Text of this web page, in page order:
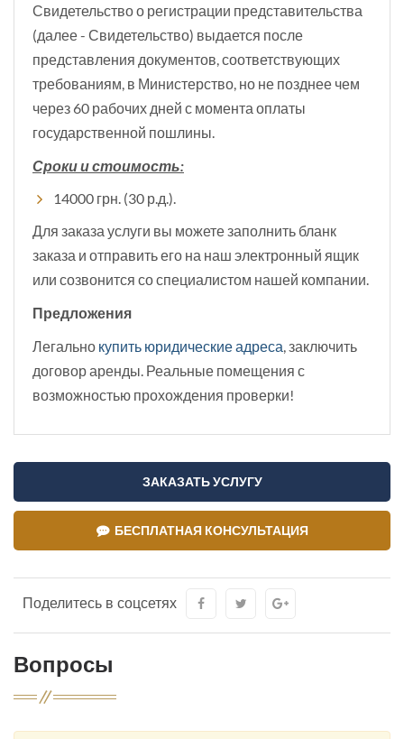
Свидетельство о регистрации представительства
(далее - Свидетельство) выдается после
представления документов, соответствующих
требованиям, в Министерство, но не позднее чем
через 60 рабочих дней с момента оплаты
государственной пошлины.
Сроки и стоимость:
14000 грн. (30 р.д.).
Для заказа услуги вы можете заполнить бланк
заказа и отправить его на наш электронный ящик
или созвонится со специалистом нашей компании.
Предложения
Легально купить юридические адреса, заключить
договор аренды‎. Реальные помещения с
возможностью прохождения проверки!
ЗАКАЗАТЬ УСЛУГУ
БЕСПЛАТНАЯ КОНСУЛЬТАЦИЯ
Поделитесь в соцсетях
Вопросы